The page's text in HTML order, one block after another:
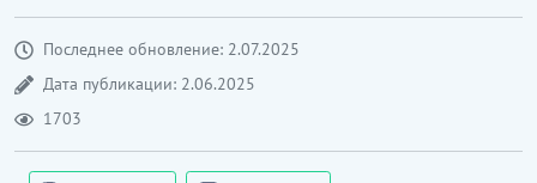
Последнее обновление: 2.07.2025
Дата публикации: 2.06.2025
1703